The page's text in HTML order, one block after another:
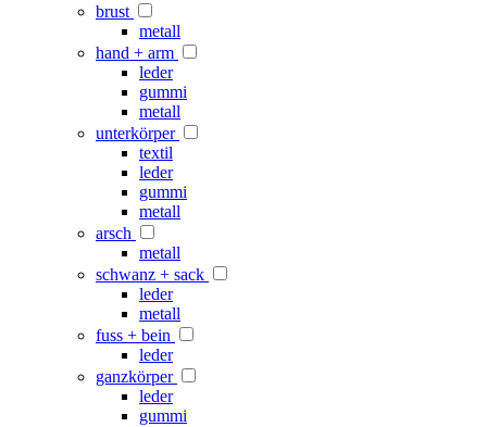
brust
metall
hand + arm
leder
gummi
metall
unterkörper
textil
leder
gummi
metall
arsch
metall
schwanz + sack
leder
metall
fuss + bein
leder
ganzkörper
leder
gummi